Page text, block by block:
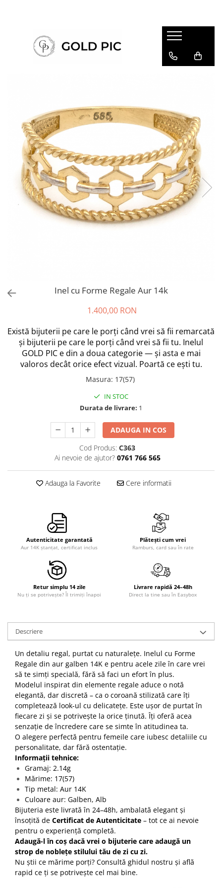
Inel cu Forme Regale Aur 14k
1.400,00 RON
Există bijuterii pe care le porți când vrei să fii remarcată
și bijuterii pe care le porți când vrei să fii tu. Inelul
GOLD PIC e din a doua categorie — și asta e mai
valoros decât orice efect vizual. Poartă ce ești tu.
Masura: 17(57)
IN STOC
Durata de livrare: 1
ADAUGA IN COS
Cod Produs: C363
Ai nevoie de ajutor? 0761 766 565
Adauga la Favorite Cere informatii
Autenticitate garantată
Aur 14K ștanțat, certificat inclus
Plătești cum vrei
Ramburs, card sau în rate
Retur simplu 14 zile
Nu ți se potrivește? Îl trimiți înapoi
Livrare rapidă 24–48h
Direct la tine sau în Easybox
Descriere
Un detaliu regal, purtat cu naturalețe. Inelul cu Forme
Regale din aur galben 14K e pentru acele zile în care vrei
să te simți specială, fără să faci un efort în plus.
Modelul inspirat din elemente regale aduce o notă
elegantă, dar discretă – ca o coroană stilizată care îți
completează look-ul cu delicatețe. Este ușor de purtat în
fiecare zi și se potrivește la orice ținută. Îți oferă acea
senzație de încredere care se simte în atitudinea ta.
O alegere perfectă pentru femeile care iubesc detaliile cu
personalitate, dar fără ostentație.
Informații tehnice:
Gramaj: 2.14g
Mărime: 17(57)
Tip metal: Aur 14K
Culoare aur: Galben, Alb
Bijuteria este livrată în 24–48h, ambalată elegant și
însoțită de Certificat de Autenticitate – tot ce ai nevoie
pentru o experiență completă.
Adaugă-l în coș dacă vrei o bijuterie care adaugă un
strop de noblețe stilului tău de zi cu zi.
Nu știi ce mărime porți? Consultă ghidul nostru și află
rapid ce ți se potrivește cel mai bine.